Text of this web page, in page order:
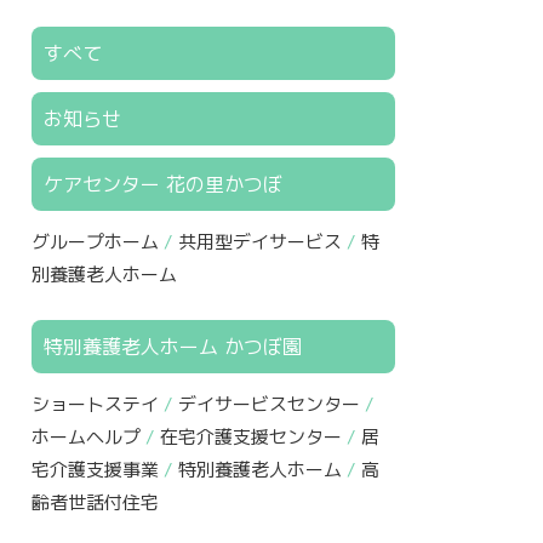
すべて
お知らせ
ケアセンター 花の里かつぼ
グループホーム 共用型デイサービス
特
別養護老人ホーム
特別養護老人ホーム かつぼ園
ショートステイ
デイサービスセンター
ホームヘルプ
在宅介護支援センター
居
宅介護支援事業
特別養護老人ホーム
高
齢者世話付住宅